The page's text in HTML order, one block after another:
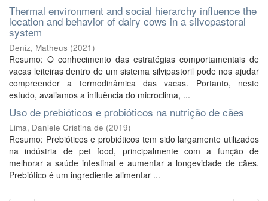
Thermal environment and social hierarchy influence the
location and behavior of dairy cows in a silvopastoral
system
Deniz, Matheus (2021)
Resumo: O conhecimento das estratégias comportamentais de
vacas leiteiras dentro de um sistema silvipastoril pode nos ajudar
compreender a termodinâmica das vacas. Portanto, neste
estudo, avaliamos a influência do microclima, ...
Uso de prebióticos e probióticos na nutrição de cães
Lima, Daniele Cristina de (2019)
Resumo: Prebióticos e probióticos tem sido largamente utilizados
na indústria de pet food, principalmente com a função de
melhorar a saúde intestinal e aumentar a longevidade de cães.
Prebiótico é um ingrediente alimentar ...